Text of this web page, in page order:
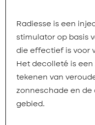
Radiesse is een
stimulator op basis
die effectief is voor
Het decolleté is
tekenen van
zonneschade en
gebied.